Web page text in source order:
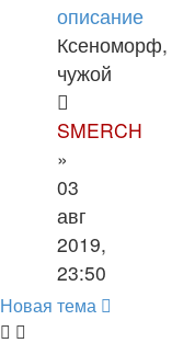
описание
Ксеноморф,
чужой
SMERCH
»
03
авг
2019,
23:50
Новая тема